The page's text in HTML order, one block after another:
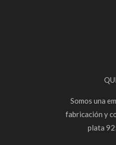
Somos una
fabricación y
plata